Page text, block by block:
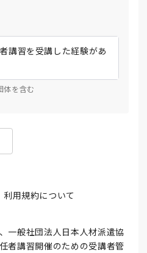
講習を受講した経験があ
体を含む
用規約について
一般社団法人日本人材派遣協
者講習開催のための受講者管